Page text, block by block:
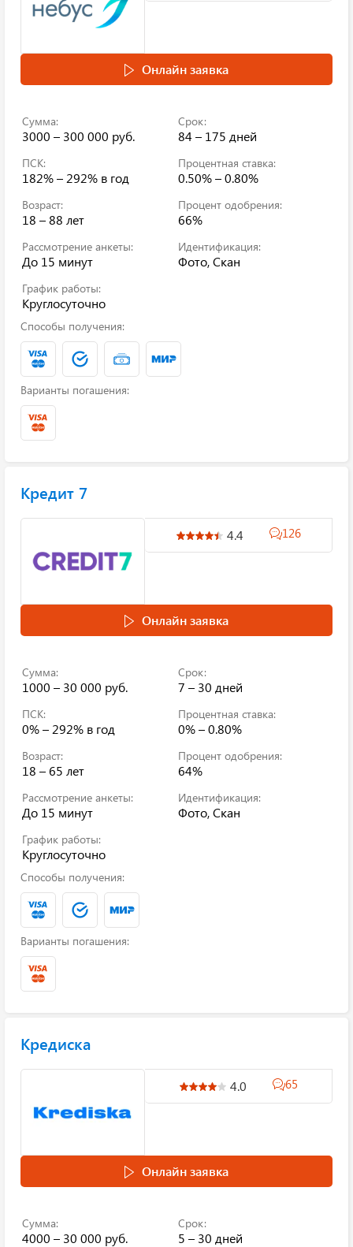
Онлайн заявка
Сумма:
3000 – 300 000 руб.
Срок:
84 – 175 дней
ПСК:
182% – 292% в год
Процентная ставка:
0.50% – 0.80%
Возраст:
18 – 88 лет
Процент одобрения:
66%
Рассмотрение анкеты:
До 15 минут
Идентификация:
Фото, Скан
График работы:
Круглосуточно
Способы получения:
Варианты погашения:
Кредит 7
4.4 126
Онлайн заявка
Сумма:
1000 – 30 000 руб.
Срок:
7 – 30 дней
ПСК:
0% – 292% в год
Процентная ставка:
0% – 0.80%
Возраст:
18 – 65 лет
Процент одобрения:
64%
Рассмотрение анкеты:
До 15 минут
Идентификация:
Фото, Скан
График работы:
Круглосуточно
Способы получения:
Варианты погашения:
Кредиска
4.0 65
Онлайн заявка
Сумма:
4000 – 30 000 руб.
Срок:
5 – 30 дней